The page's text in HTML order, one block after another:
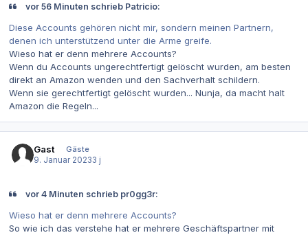
vor 56 Minuten schrieb Patricio:
Diese Accounts gehören nicht mir, sondern meinen Partnern,
denen ich unterstützend unter die Arme greife.
Wieso hat er denn mehrere Accounts?
Wenn du Accounts ungerechtfertigt gelöscht wurden, am besten
direkt an Amazon wenden und den Sachverhalt schildern.
Wenn sie gerechtfertigt gelöscht wurden... Nunja, da macht halt
Amazon die Regeln...
Gast
Gäste
9. Januar 20233 j
vor 4 Minuten schrieb pr0gg3r:
Wieso hat er denn mehrere Accounts?
So wie ich das verstehe hat er mehrere Geschäftspartner mit